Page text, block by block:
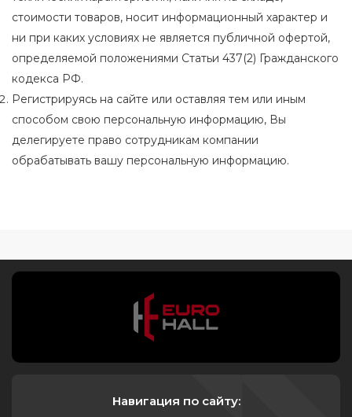
стоимости товаров, носит информационный характер и
ни при каких условиях не является публичной офертой,
определяемой положениями Статьи 437(2) Гражданского
кодекса РФ.
Регистрируясь на сайте или оставляя тем или иным
способом свою персональную информацию, Вы
делегируете право сотрудникам компании
обрабатывать вашу персональную информацию.
Навигация по сайту: